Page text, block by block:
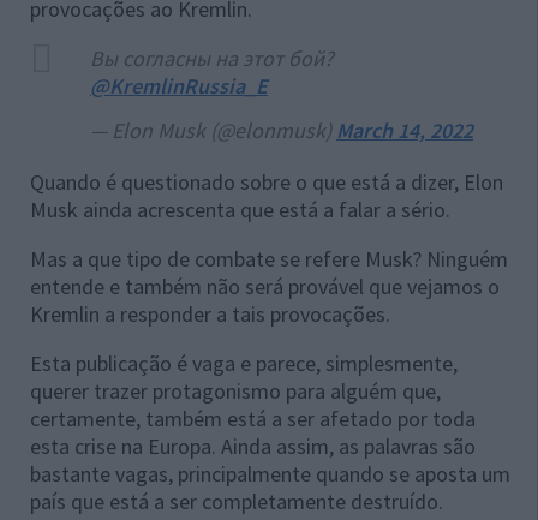
provocações ao Kremlin.
Вы согласны на этот бой?
@KremlinRussia_E
— Elon Musk (@elonmusk) March 14, 2022
Quando é questionado sobre o que está a dizer, Elon
Musk ainda acrescenta que está a falar a sério.
Mas a que tipo de combate se refere Musk? Ninguém
entende e também não será provável que vejamos o
Kremlin a responder a tais provocações.
Esta publicação é vaga e parece, simplesmente,
querer trazer protagonismo para alguém que,
certamente, também está a ser afetado por toda
esta crise na Europa. Ainda assim, as palavras são
bastante vagas, principalmente quando se aposta um
país que está a ser completamente destruído.